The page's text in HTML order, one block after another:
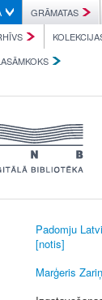
GRĀMATAS
Padomju
[notis]
Marģeris